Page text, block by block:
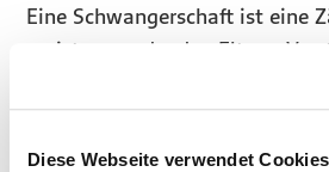
Diese Webseite verwendet Cookies
Eine Schwangerschaft ist eine
meisten werdenden Eltern.
gibt es neben Ihnen noch ein
für das Sie die Verantwortung
erste Schwangerschaft ist